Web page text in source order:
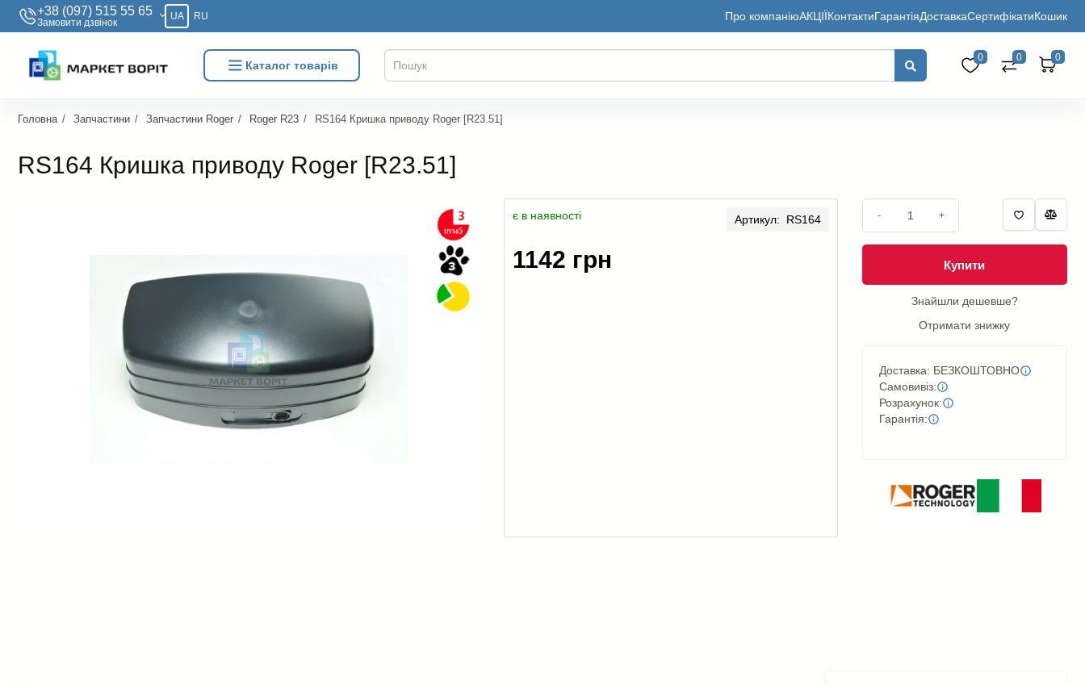
+38 (097) 515 55 65
Замовити дзвiнок
UA RU Про компаніюАКЦІЇКонтактиГарантіяДоставкаСертифікатиКошик
Каталог товарів
0 0 0
Головна Запчастини Запчастини Roger Roger R23 RS164 Кришка приводу Roger [R23.51]
RS164 Кришка приводу Roger [R23.51]
є в наявності Артикул: RS164
1142 грн
- +
Купити
Знайшли дешевше?
Отримати знижку
Доставка: БЕЗКОШТОВНО
Самовивіз:
Розрахунок:
Гарантія: